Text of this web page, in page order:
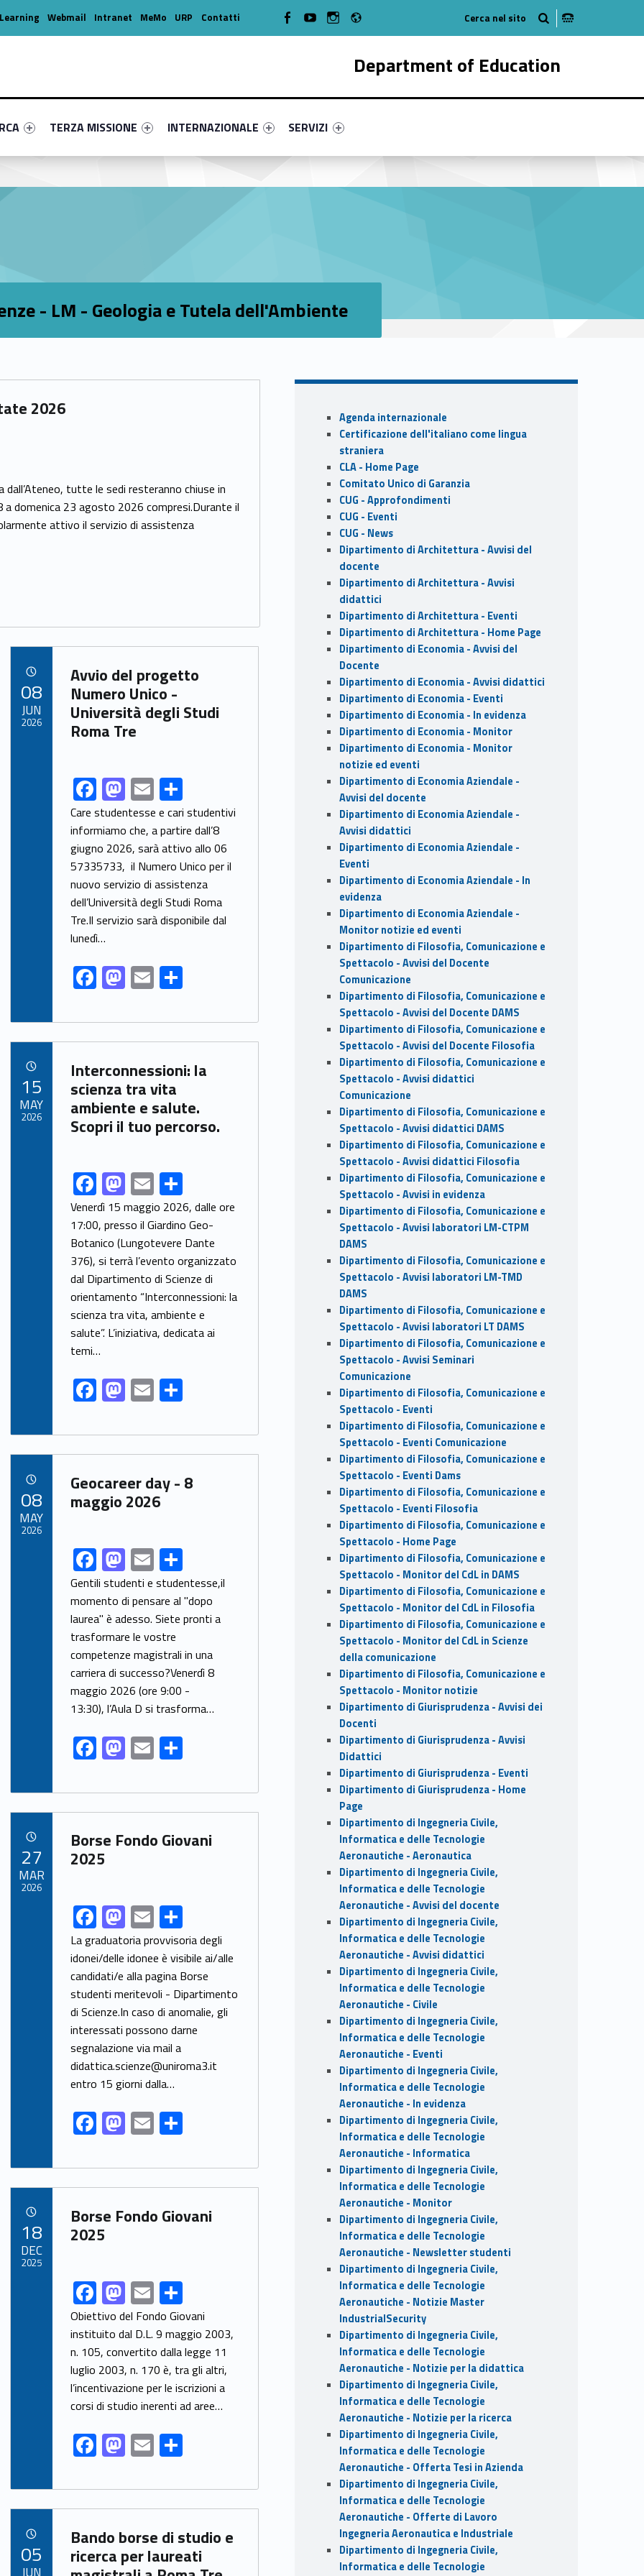
Department of Education
primary-59228-16
#link-menu-primary-33741-39
Link identifier #link-menu-primary-52867-49
TERZA MISSIONE
Link identifier #link-menu-primary-18663-55
INTERNAZIONALE
Link identifier #link-menu-primary-8488-62
SERVIZI
Webmail Intranet MeMo URP Contatti WebMan on FacebookWebMan on YoutubeWebMan on Instagram
- LM - Geologia e Tutela dell'Ambiente
2026
tutte le sedi resteranno chiuse in
domenica 23 agosto 2026 compresi.Durante il
attivo il servizio di assistenza
Link identifier archive #link-archive-14249
Avvio del progetto
Numero Unico -
Università degli Studi
Roma Tre
Link identifier share facebook archive #share-link-archive-67805F
ac
e
b
o
o
k
M
as
to
d
o
n
E
m
ai
l
h
ar
e
Care studentesse e cari studentivi
informiamo che, a partire dall’8
giugno 2026, sarà attivo allo 06
57335733, il Numero Unico per il
nuovo servizio di assistenza
dell’Università degli Studi Roma
Tre.Il servizio sarà disponibile dal
lunedì…
F
ac
e
b
o
o
k
M
as
to
d
o
n
E
m
ai
l
ar
e
08
JUN
2026
Link identifier archive #link-archive-10374
Interconnessioni: la
scienza tra vita
ambiente e salute.
Scopri il tuo percorso.
Link identifier share facebook archive #share-link-archive-124 F
ac
e
b
o
o
k
M
as
to
d
o
n
E
m
ai
l
h
ar
e
Venerdì 15 maggio 2026, dalle ore
17:00, presso il Giardino Geo-
Botanico (Lungotevere Dante
376), si terrà l’evento organizzato
dal Dipartimento di Scienze di
orientamento “Interconnessioni: la
scienza tra vita, ambiente e
salute”. L’iniziativa, dedicata ai
temi…
F
ac
e
b
o
o
M
as
to
d
o
n
E
m
ai
l
ar
e
15
MAY
2026
Link identifier archive #link-archive-38300
Geocareer day - 8
maggio 2026
Link identifier share facebook archive #share-link-archive-36174F
ac
e
b
o
o
k
M
as
to
d
o
n
E
m
ai
l
h
ar
e
Gentili studenti e studentesse,il
momento di pensare al "dopo
laurea" è adesso. Siete pronti a
trasformare le vostre
competenze magistrali in una
carriera di successo?Venerdì 8
maggio 2026 (ore 9:00 -
13:30), l’Aula D si trasforma…
F
ac
e
b
o
o
M
as
to
d
o
E
m
ai
l
ar
e
08
MAY
2026
Link identifier archive #link-archive-29221
Borse Fondo Giovani
2025
Link identifier share facebook archive #share-link-archive-72446F
ac
e
b
o
o
k
M
as
to
d
o
n
E
m
ai
l
h
ar
e
La graduatoria provvisoria degli
idonei/delle idonee è visibile ai/alle
candidati/e alla pagina Borse
studenti meritevoli - Dipartimento
di Scienze.In caso di anomalie, gli
interessati possono darne
segnalazione via mail a
didattica.scienze@uniroma3.it
entro 15 giorni dalla…
F
ac
e
b
o
o
M
as
to
d
o
E
m
ai
l
ar
e
27
MAR
2026
Link identifier archive #link-archive-79025
Borse Fondo Giovani
2025
Link identifier share facebook archive #share-link-archive-98186F
ac
e
b
o
o
k
M
as
to
d
o
n
E
m
ai
l
h
ar
e
Obiettivo del Fondo Giovani
instituito dal D.L. 9 maggio 2003,
n. 105, convertito dalla legge 11
luglio 2003, n. 170 è, tra gli altri,
l’incentivazione per le iscrizioni a
corsi di studio inerenti ad aree…
F
ac
e
b
o
o
M
as
to
d
o
n
E
m
ai
l
ar
e
18
DEC
2025
Link identifier archive #link-archive-57816
Bando borse di studio e
ricerca per laureati
05
JUN
Sidebar
Agenda internazionale
Certificazione dell'italiano come lingua
straniera
CLA - Home Page
Comitato Unico di Garanzia
CUG - Approfondimenti
CUG - Eventi
CUG - News
Dipartimento di Architettura - Avvisi del
docente
Dipartimento di Architettura - Avvisi
didattici
Dipartimento di Architettura - Eventi
Dipartimento di Architettura - Home Page
Dipartimento di Economia - Avvisi del
Docente
Dipartimento di Economia - Avvisi didattici
Dipartimento di Economia - Eventi
Dipartimento di Economia - In evidenza
Dipartimento di Economia - Monitor
Dipartimento di Economia - Monitor
notizie ed eventi
Dipartimento di Economia Aziendale -
Avvisi del docente
Dipartimento di Economia Aziendale -
Avvisi didattici
Dipartimento di Economia Aziendale -
Eventi
Dipartimento di Economia Aziendale - In
evidenza
Dipartimento di Economia Aziendale -
Monitor notizie ed eventi
Dipartimento di Filosofia, Comunicazione e
Spettacolo - Avvisi del Docente
Comunicazione
Dipartimento di Filosofia, Comunicazione e
Spettacolo - Avvisi del Docente DAMS
Dipartimento di Filosofia, Comunicazione e
Spettacolo - Avvisi del Docente Filosofia
Dipartimento di Filosofia, Comunicazione e
Spettacolo - Avvisi didattici
Comunicazione
Dipartimento di Filosofia, Comunicazione e
Spettacolo - Avvisi didattici DAMS
Dipartimento di Filosofia, Comunicazione e
Spettacolo - Avvisi didattici Filosofia
Dipartimento di Filosofia, Comunicazione e
Spettacolo - Avvisi in evidenza
Dipartimento di Filosofia, Comunicazione e
Spettacolo - Avvisi laboratori LM-CTPM
DAMS
Dipartimento di Filosofia, Comunicazione e
Spettacolo - Avvisi laboratori LM-TMD
DAMS
Dipartimento di Filosofia, Comunicazione e
Spettacolo - Avvisi laboratori LT DAMS
Dipartimento di Filosofia, Comunicazione e
Spettacolo - Avvisi Seminari
Comunicazione
Dipartimento di Filosofia, Comunicazione e
Spettacolo - Eventi
Dipartimento di Filosofia, Comunicazione e
Spettacolo - Eventi Comunicazione
Dipartimento di Filosofia, Comunicazione e
Spettacolo - Eventi Dams
Dipartimento di Filosofia, Comunicazione e
Spettacolo - Eventi Filosofia
Dipartimento di Filosofia, Comunicazione e
Spettacolo - Home Page
Dipartimento di Filosofia, Comunicazione e
Spettacolo - Monitor del CdL in DAMS
Dipartimento di Filosofia, Comunicazione e
Spettacolo - Monitor del CdL in Filosofia
Dipartimento di Filosofia, Comunicazione e
Spettacolo - Monitor del CdL in Scienze
della comunicazione
Dipartimento di Filosofia, Comunicazione e
Spettacolo - Monitor notizie
Dipartimento di Giurisprudenza - Avvisi dei
Docenti
Dipartimento di Giurisprudenza - Avvisi
Didattici
Dipartimento di Giurisprudenza - Eventi
Dipartimento di Giurisprudenza - Home
Page
Dipartimento di Ingegneria Civile,
Informatica e delle Tecnologie
Aeronautiche - Aeronautica
Dipartimento di Ingegneria Civile,
Informatica e delle Tecnologie
Aeronautiche - Avvisi del docente
Dipartimento di Ingegneria Civile,
Informatica e delle Tecnologie
Aeronautiche - Avvisi didattici
Dipartimento di Ingegneria Civile,
Informatica e delle Tecnologie
Aeronautiche - Civile
Dipartimento di Ingegneria Civile,
Informatica e delle Tecnologie
Aeronautiche - Eventi
Dipartimento di Ingegneria Civile,
Informatica e delle Tecnologie
Aeronautiche - In evidenza
Dipartimento di Ingegneria Civile,
Informatica e delle Tecnologie
Aeronautiche - Informatica
Dipartimento di Ingegneria Civile,
Informatica e delle Tecnologie
Aeronautiche - Monitor
Dipartimento di Ingegneria Civile,
Informatica e delle Tecnologie
Aeronautiche - Newsletter studenti
Dipartimento di Ingegneria Civile,
Informatica e delle Tecnologie
Aeronautiche - Notizie Master
IndustrialSecurity
Dipartimento di Ingegneria Civile,
Informatica e delle Tecnologie
Aeronautiche - Notizie per la didattica
Dipartimento di Ingegneria Civile,
Informatica e delle Tecnologie
Aeronautiche - Notizie per la ricerca
Dipartimento di Ingegneria Civile,
Informatica e delle Tecnologie
Aeronautiche - Offerta Tesi in Azienda
Dipartimento di Ingegneria Civile,
Informatica e delle Tecnologie
Aeronautiche - Offerte di Lavoro
Ingegneria Aeronautica e Industriale
Dipartimento di Ingegneria Civile,
Informatica e delle Tecnologie